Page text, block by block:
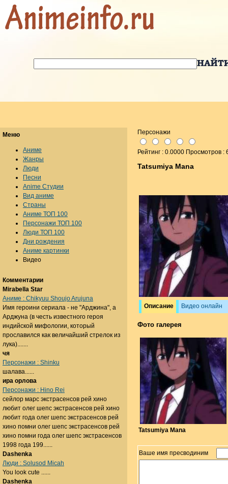
Персонажи
Рейтинг : 0.0000 Просмотров :
Tatsumiya Mana
Описание Видео онлайн
Фото галерея
Tatsumiya Mana
Ваше имя пресводиним
Меню
Аниме
Жанры
Люди
Песни
Anime Студии
Вид аниме
Страны
Аниме ТОП 100
Персонажи ТОП 100
Люди ТОП 100
Дни рождения
Аниме картинки
Видео
Комментарии
Mirabella Star
Аниме : Chikyuu Shoujo Arujuna
Имя героини сериала - не "Арджина", а
Арджуна (в честь известного героя
индийской мифологии, который
прославился как величайший стрелок из
лука).......
чя
Персонажи : Shinku
шалава......
ира орлова
Персонажи : Hino Rei
сейлор марс экстрасенсов рей хино
любит олег шепс экстрасенсов рей хино
любит года олег шепс экстрасенсов рей
хино помни олег шепс экстрасенсов рей
хино помни года олег шепс экстрасенсов
1998 года 199......
Dashenka
Люди : Solusod Micah
You look cute ......
Dashenka